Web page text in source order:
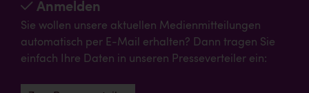
Anmelden
Sie wollen unsere aktuellen Medienmitteilungen
automatisch per E-Mail erhalten? Dann tragen Sie
einfach Ihre Daten in unseren Presseverteiler ein: